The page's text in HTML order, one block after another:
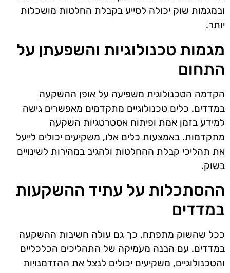
ובמגמות שוק יכולה לסייע בקבלת החלטות מושכלות
יותר.
מגמות טכנולוגיות והשפעתן על
התחום
הקדמה הטכנולוגית משפיעה על אופן ההשקעה
במדדים. כלים טכנולוגיים מתקדמים מאפשרים גישה
למידע בזמן אמת ופיתוח אסטרטגיות השקעה
מתקדמות. באמצעות כלים אלו, משקיעים יכולים לייעל
את תהליכי קבלת ההחלטות ולהגיב במהירות לשינויים
בשוק.
ההסתכלות על עתיד ההשקעות
במדדים
ככל שהשוק מתפתח, כך גם עולה חשיבות ההשקעה
במדדים. עם הבנה מעמיקה של התהליכים הכלכליים
והטכנולוגיים, משקיעים יכולים לנצל את ההזדמנויות